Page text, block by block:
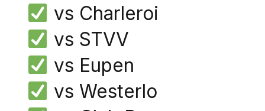
vs Charleroi
vs STVV
vs Eupen
vs Westerlo